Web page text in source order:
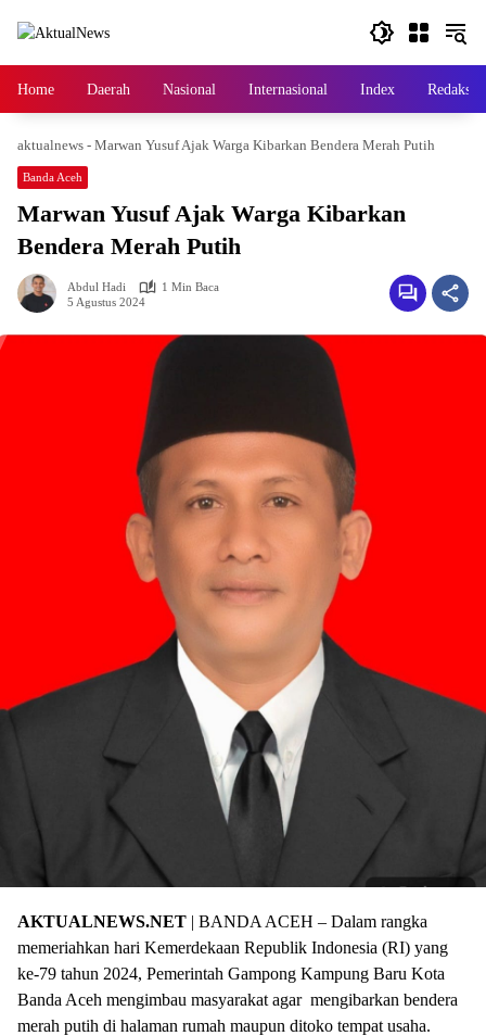
Home Daerah Nasional Internasional Index Redaksi
aktualnews - Marwan Yusuf Ajak Warga Kibarkan Bendera Merah Putih
Banda Aceh
Marwan Yusuf Ajak Warga Kibarkan
Bendera Merah Putih
Abdul Hadi
1 Min Baca
5 Agustus 2024
AKTUALNEWS.NET | BANDA ACEH – Dalam rangka
memeriahkan hari Kemerdekaan Republik Indonesia (RI) yang
ke-79 tahun 2024, Pemerintah Gampong Kampung Baru Kota
Banda Aceh mengimbau masyarakat agar mengibarkan bendera
merah putih di halaman rumah maupun ditoko tempat usaha.